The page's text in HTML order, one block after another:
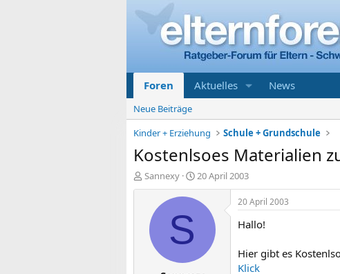
Foren Aktuelles News
Neue Beiträge
Kinder + Erziehung
Schule + Grundschule
Kostenlsoes Materialien
E
r
Sannexy
E
r
s
t
20 April 2003
S
20 April 2003
Hallo!
Hier gibt es
Klick